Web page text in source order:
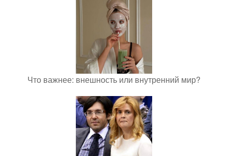
Что важнее: внешность или внутренний мир?